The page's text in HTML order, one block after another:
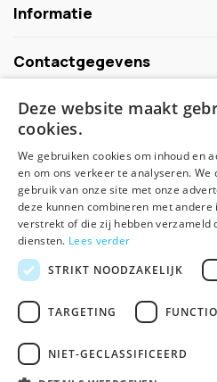
Informatie
Contactgegevens
Schijf je nu in voor
Algemene voorwaarden Disclaimer
Deze website maakt
cookies.
We gebruiken cookies om inhoud en
en om ons verkeer te analyseren.
gebruik van onze site met onze
deze kunnen combineren met
verstrekt of die zij hebben verzameld
diensten. Lees verder
STRIKT NOODZAKELIJK
TARGETING
NIET-GECLASSIFICEERD